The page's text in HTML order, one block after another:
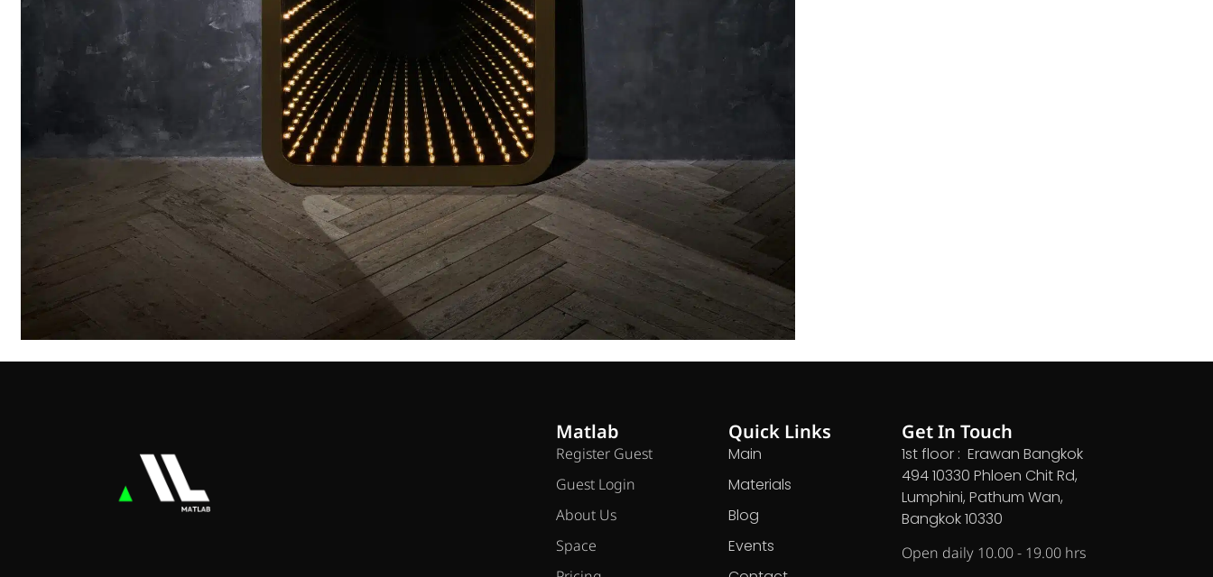
Matlab
Register Guest
Guest Login
About Us
Space
Quick Links
Main
Materials
Blog
Events
Get In Touch
1st floor : Erawan Bangkok
494 10330 Phloen Chit Rd,
Lumphini, Pathum Wan,
Bangkok 10330
Open daily 10.00 - 19.00 hrs